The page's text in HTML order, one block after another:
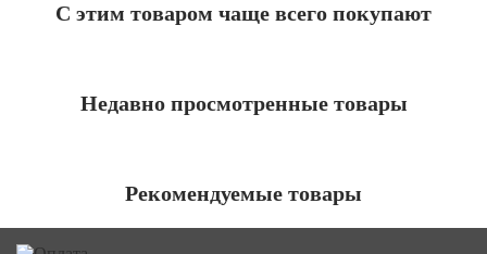
С этим товаром чаще всего покупают
Недавно просмотренные товары
Рекомендуемые товары